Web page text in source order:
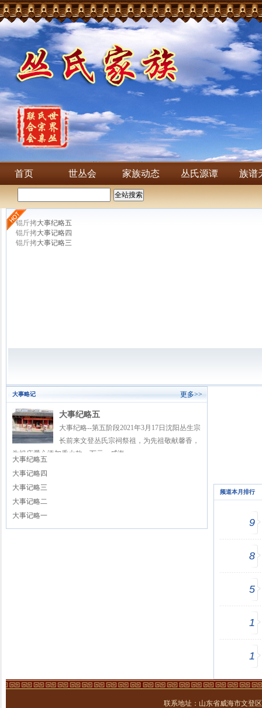
首页 世丛会 家族动态 丛氏源谭 族谱
锟斤拷大事纪略五
锟斤拷大事记略四
锟斤拷大事记略三
大事略记 更多>>
大事纪略五
大事纪略--第五阶段2021年3月17日沈阳丛生宗
长前来文登丛氏宗祠祭祖，为先祖敬献馨香，
为祖庙爱心添加香火款一万元。威海..
大事纪略五
大事记略四
大事记略三
大事记略二
大事记略一
频道本月排行
9
8
5
1
1
联系地址：山东省威海市文登